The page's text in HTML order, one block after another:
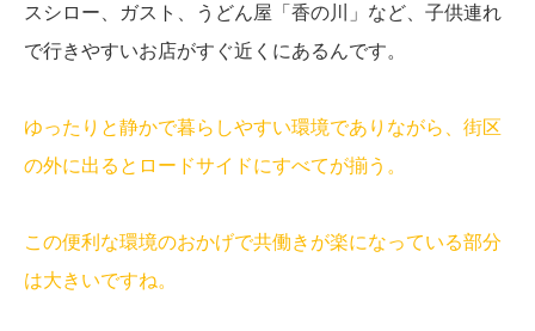
スシロー、ガスト、うどん屋「香の川」など、子供連れ
で行きやすいお店がすぐ近くにあるんです。
ゆったりと静かで暮らしやすい環境でありながら、街区
の外に出るとロードサイドにすべてが揃う。
この便利な環境のおかげで共働きが楽になっている部分
は大きいですね。